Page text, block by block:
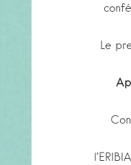
Le